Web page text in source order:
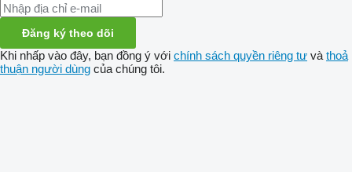
Đăng ký theo dõi
Khi nhấp vào đây, bạn đồng ý với chính sách quyền riêng tư và thoả
thuận người dùng của chúng tôi.